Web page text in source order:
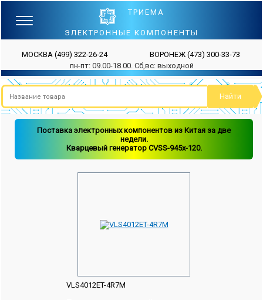
ТРИЕМА
ЭЛЕКТРОННЫЕ КОМПОНЕНТЫ
МОСКВА (499) 322-26-24 ВОРОНЕЖ (473) 300-33-73
пн-пт: 09.00-18.00. Сб,вс: выходной
Поставка электронных компонентов из Китая за две
недели.
Кварцевый генератор CVSS-945x-120.
VLS4012ET-4R7M